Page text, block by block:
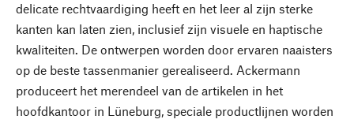
delicate rechtvaardiging heeft en het leer al zijn sterke
kanten kan laten zien, inclusief zijn visuele en haptische
kwaliteiten. De ontwerpen worden door ervaren naaisters
op de beste tassenmanier gerealiseerd. Ackermann
produceert het merendeel van de artikelen in het
hoofdkantoor in Lüneburg, speciale productlijnen worden